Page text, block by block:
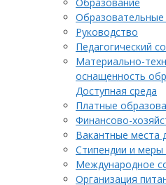
Руководство
Педагогический
Материально-
оснащенность
Доступная среда
Платные
Финансово-
Вакантные места
Стипендии и
Международное
Организация